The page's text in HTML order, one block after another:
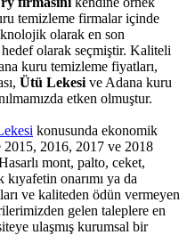
temizleme firmalar içinde
olarak en son
olarak seçmiştir. Kaliteli
kuru temizleme fiyatları,
Ütü Lekesi ve Adana kuru
etken olmuştur.
konusunda ekonomik
2015, 2016, 2017 ve 2018
mont, palto, ceket,
onarımı ya da
ve kaliteden ödün vermeyen
gelen taleplere en
ulaşmış kurumsal bir